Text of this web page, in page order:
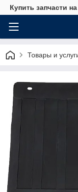
Купить запчасти
Товары и